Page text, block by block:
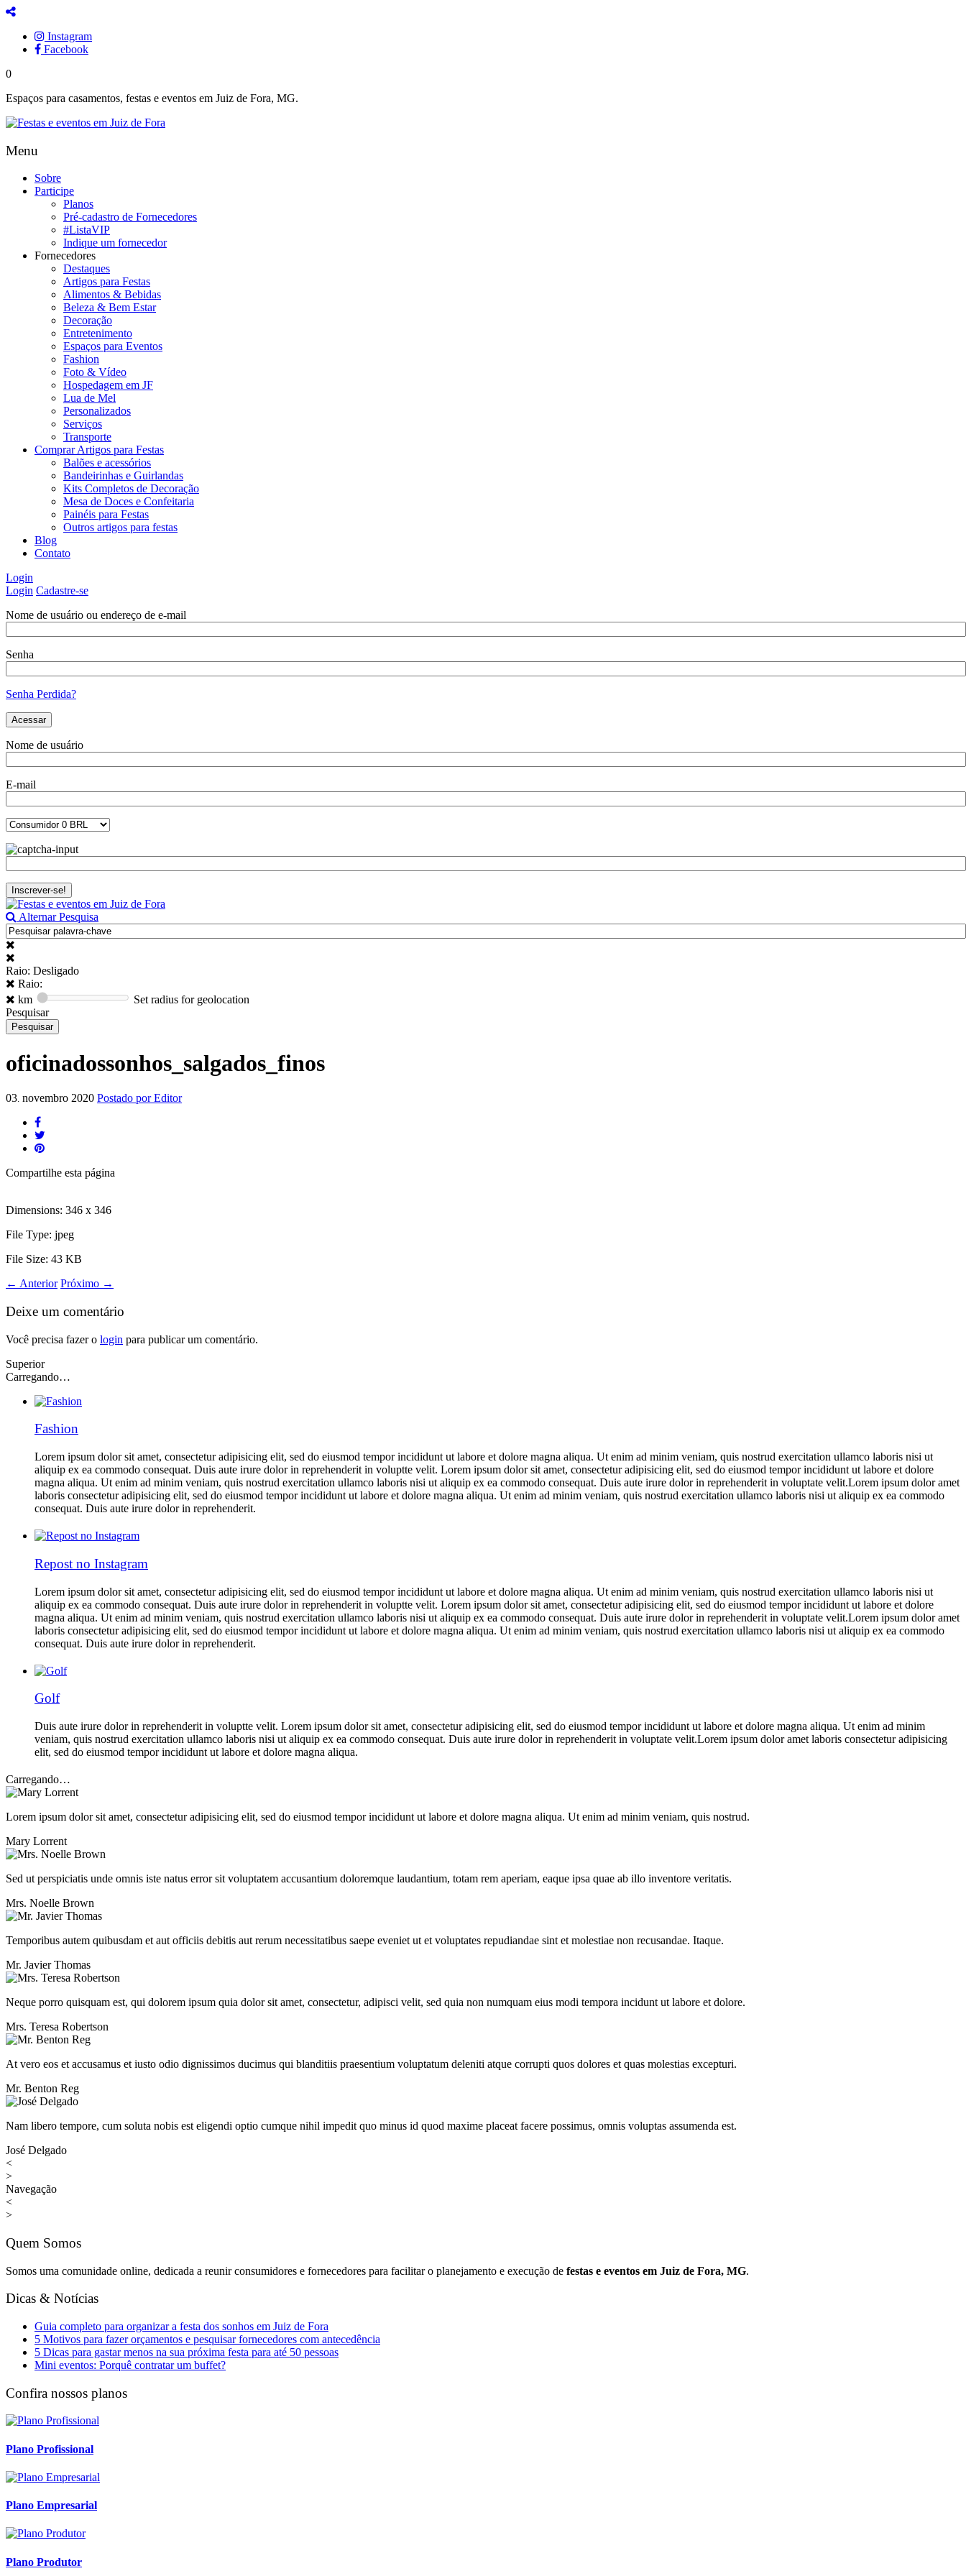
Instagram
Facebook
0
Espaços para casamentos, festas e eventos em Juiz de Fora, MG.
Menu
Sobre
Participe
Planos
Pré-cadastro de Fornecedores
#ListaVIP
Indique um fornecedor
Fornecedores
Destaques
Artigos para Festas
Alimentos & Bebidas
Beleza & Bem Estar
Decoração
Entretenimento
Espaços para Eventos
Fashion
Foto & Vídeo
Hospedagem em JF
Lua de Mel
Personalizados
Serviços
Transporte
Comprar Artigos para Festas
Balões e acessórios
Bandeirinhas e Guirlandas
Kits Completos de Decoração
Mesa de Doces e Confeitaria
Painéis para Festas
Outros artigos para festas
Blog
Contato
Login
Login Cadastre-se
Nome de usuário ou endereço de e-mail
Senha
Senha Perdida?
Nome de usuário
E-mail
Alternar Pesquisa
Raio: Desligado
Raio:
km
Set radius for geolocation
Pesquisar
oficinadossonhos_salgados_finos
03. novembro 2020 Postado porEditor
Compartilhe esta página
Dimensions: 346 x 346
File Type: jpeg
File Size: 43 KB
← Anterior Próximo →
Deixe um comentário
Você precisa fazer o login para publicar um comentário.
Superior
Carregando…
Fashion
Lorem ipsum dolor sit amet, consectetur adipisicing elit, sed do eiusmod tempor incididunt ut labore et dolore magna aliqua. Ut enim ad minim veniam, quis nostrud exercitation ullamco laboris nisi ut
aliquip ex ea commodo consequat. Duis aute irure dolor in reprehenderit in voluptte velit. Lorem ipsum dolor sit amet, consectetur adipisicing elit, sed do eiusmod tempor incididunt ut labore et dolore
magna aliqua. Ut enim ad minim veniam, quis nostrud exercitation ullamco laboris nisi ut aliquip ex ea commodo consequat. Duis aute irure dolor in reprehenderit in voluptate velit.Lorem ipsum dolor amet
laboris consectetur adipisicing elit, sed do eiusmod tempor incididunt ut labore et dolore magna aliqua. Ut enim ad minim veniam, quis nostrud exercitation ullamco laboris nisi ut aliquip ex ea commodo
consequat. Duis aute irure dolor in reprehenderit.
Repost no Instagram
Lorem ipsum dolor sit amet, consectetur adipisicing elit, sed do eiusmod tempor incididunt ut labore et dolore magna aliqua. Ut enim ad minim veniam, quis nostrud exercitation ullamco laboris nisi ut
aliquip ex ea commodo consequat. Duis aute irure dolor in reprehenderit in voluptte velit. Lorem ipsum dolor sit amet, consectetur adipisicing elit, sed do eiusmod tempor incididunt ut labore et dolore
magna aliqua. Ut enim ad minim veniam, quis nostrud exercitation ullamco laboris nisi ut aliquip ex ea commodo consequat. Duis aute irure dolor in reprehenderit in voluptate velit.Lorem ipsum dolor amet
laboris consectetur adipisicing elit, sed do eiusmod tempor incididunt ut labore et dolore magna aliqua. Ut enim ad minim veniam, quis nostrud exercitation ullamco laboris nisi ut aliquip ex ea commodo
consequat. Duis aute irure dolor in reprehenderit.
Golf
Duis aute irure dolor in reprehenderit in voluptte velit. Lorem ipsum dolor sit amet, consectetur adipisicing elit, sed do eiusmod tempor incididunt ut labore et dolore magna aliqua. Ut enim ad minim
veniam, quis nostrud exercitation ullamco laboris nisi ut aliquip ex ea commodo consequat. Duis aute irure dolor in reprehenderit in voluptate velit.Lorem ipsum dolor amet laboris consectetur adipisicing
elit, sed do eiusmod tempor incididunt ut labore et dolore magna aliqua.
Carregando…
Lorem ipsum dolor sit amet, consectetur adipisicing elit, sed do eiusmod tempor incididunt ut labore et dolore magna aliqua. Ut enim ad minim veniam, quis nostrud.
Mary Lorrent
Sed ut perspiciatis unde omnis iste natus error sit voluptatem accusantium doloremque laudantium, totam rem aperiam, eaque ipsa quae ab illo inventore veritatis.
Mrs. Noelle Brown
Temporibus autem quibusdam et aut officiis debitis aut rerum necessitatibus saepe eveniet ut et voluptates repudiandae sint et molestiae non recusandae. Itaque.
Mr. Javier Thomas
Neque porro quisquam est, qui dolorem ipsum quia dolor sit amet, consectetur, adipisci velit, sed quia non numquam eius modi tempora incidunt ut labore et dolore.
Mrs. Teresa Robertson
At vero eos et accusamus et iusto odio dignissimos ducimus qui blanditiis praesentium voluptatum deleniti atque corrupti quos dolores et quas molestias excepturi.
Mr. Benton Reg
Nam libero tempore, cum soluta nobis est eligendi optio cumque nihil impedit quo minus id quod maxime placeat facere possimus, omnis voluptas assumenda est.
José Delgado
<
>
Navegação
<
>
Quem Somos
Somos uma comunidade online, dedicada a reunir consumidores e fornecedores para facilitar o planejamento e execução de festas e eventos em Juiz de Fora, MG.
Dicas & Notícias
Guia completo para organizar a festa dos sonhos em Juiz de Fora
5 Motivos para fazer orçamentos e pesquisar fornecedores com antecedência
5 Dicas para gastar menos na sua próxima festa para até 50 pessoas
Mini eventos: Porquê contratar um buffet?
Confira nossos planos
Plano Profissional
Plano Empresarial
Plano Produtor